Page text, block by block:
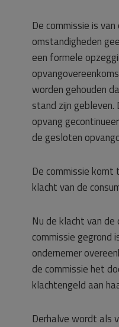
De commissie is
omstandigheden
een formele
worden gehouden
stand zijn
opvang
de gesloten
De commissie
klacht van de
Nu de klacht van
commissie gegrond
ondernemer
de commissie het
klachtengeld aan
Derhalve wordt als